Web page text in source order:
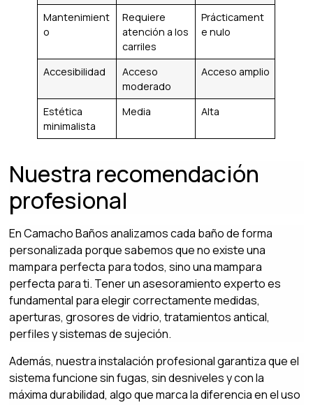
Mantenimient
o
Requiere
atención a los
carriles
Prácticament
e nulo
Accesibilidad
Acceso
moderado
Acceso amplio
Estética
minimalista
Media Alta
Nuestra recomendación
profesional
En Camacho Baños analizamos cada baño de forma
personalizada porque sabemos que no existe una
mampara perfecta para todos, sino una mampara
perfecta para ti. Tener un asesoramiento experto es
fundamental para elegir correctamente medidas,
aperturas, grosores de vidrio, tratamientos antical,
perfiles y sistemas de sujeción.
Además, nuestra instalación profesional garantiza que el
sistema funcione sin fugas, sin desniveles y con la
máxima durabilidad, algo que marca la diferencia en el uso